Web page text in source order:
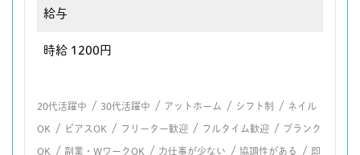
給与
時給 1200円
20代活躍中 / 30代活躍中 / アットホーム / シフト制 / ネイル
OK / ピアスOK / フリーター歓迎 / フルタイム歓迎 / ブランク
OK / 副業・WワークOK / 力仕事が少ない / 協調性がある / 即